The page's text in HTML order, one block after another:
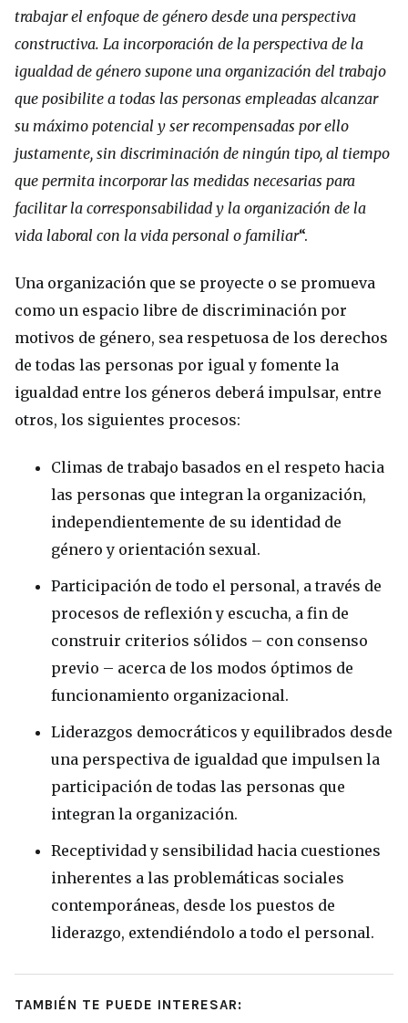
trabajar el enfoque de género desde una perspectiva
constructiva. La incorporación de la perspectiva de la
igualdad de género supone una organización del trabajo
que posibilite a todas las personas empleadas alcanzar
su máximo potencial y ser recompensadas por ello
justamente, sin discriminación de ningún tipo, al tiempo
que permita incorporar las medidas necesarias para
facilitar la corresponsabilidad y la organización de la
vida laboral con la vida personal o familiar“.
Una organización que se proyecte o se promueva
como un espacio libre de discriminación por
motivos de género, sea respetuosa de los derechos
de todas las personas por igual y fomente la
igualdad entre los géneros deberá impulsar, entre
otros, los siguientes procesos:
Climas de trabajo basados en el respeto hacia
las personas que integran la organización,
independientemente de su identidad de
género y orientación sexual.
Participación de todo el personal, a través de
procesos de reflexión y escucha, a fin de
construir criterios sólidos – con consenso
previo – acerca de los modos óptimos de
funcionamiento organizacional.
Liderazgos democráticos y equilibrados desde
una perspectiva de igualdad que impulsen la
participación de todas las personas que
integran la organización.
Receptividad y sensibilidad hacia cuestiones
inherentes a las problemáticas sociales
contemporáneas, desde los puestos de
liderazgo, extendiéndolo a todo el personal.
TAMBIÉN TE PUEDE INTERESAR: